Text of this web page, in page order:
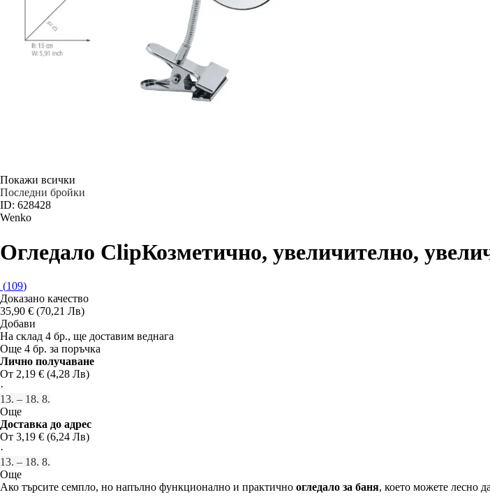
Покажи всички
Последни бройки
ID: 628428
Wenko
Огледало ClipКозметично, увеличително,
(109)
Доказано качество
35,90 € (70,21 Лв)
Добави
На склад 4 бр., ще доставим веднага
Още 4 бр. за поръчка
Лично получаване
От 2,19 € (4,28 Лв)
·
13. – 18. 8.
Още
Доставка до адрес
От 3,19 € (6,24 Лв)
·
13. – 18. 8.
Още
Ако търсите семпло, но напълно функционално и практично огледало за баня, което можете лесно